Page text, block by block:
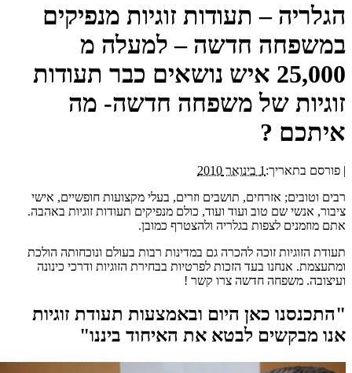
הגלריה – תעודות זוגיות מנפיקים
במשפחה חדשה – למעלה מ
25,000 איש נושאים כבר תעודות
זוגיות של משפחה חדשה- מה
איתכם ?
| פורסם בתאריך:1 בינואר 2010
רבים וטובים; אזרחים, תושבים וזרים, בעלי מקצועות חופשיים, אישי
ציבור, אנשי שם טוב ועוד ועוד, כולם מנפיקים תעודות זוגיות באהבה.
אתם מוזמנים לצפות בגלריה ולהצטרף כמובן.
תעודת הזוגיות זוכה להכרה גם במדינות רבות בעולם ונוכחותה הולכת
ומתעצמת. אנחנו בעד הזכות לפרטיות בבחירת הזוגיות ודרכי כינונה
ועיצובה. משפחה חדשה צרו קשר !
"התכנסנו כאן היום ובאמצעות תעודת זוגיות
אנו מבקשים לבטא את האיחוד ביננו"